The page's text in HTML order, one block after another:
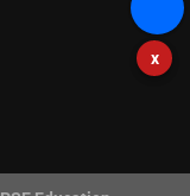
x